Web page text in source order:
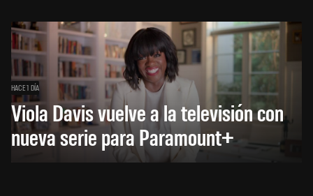
HACE 1 DÍA
Viola Davis vuelve a la televisión con
nueva serie para Paramount+